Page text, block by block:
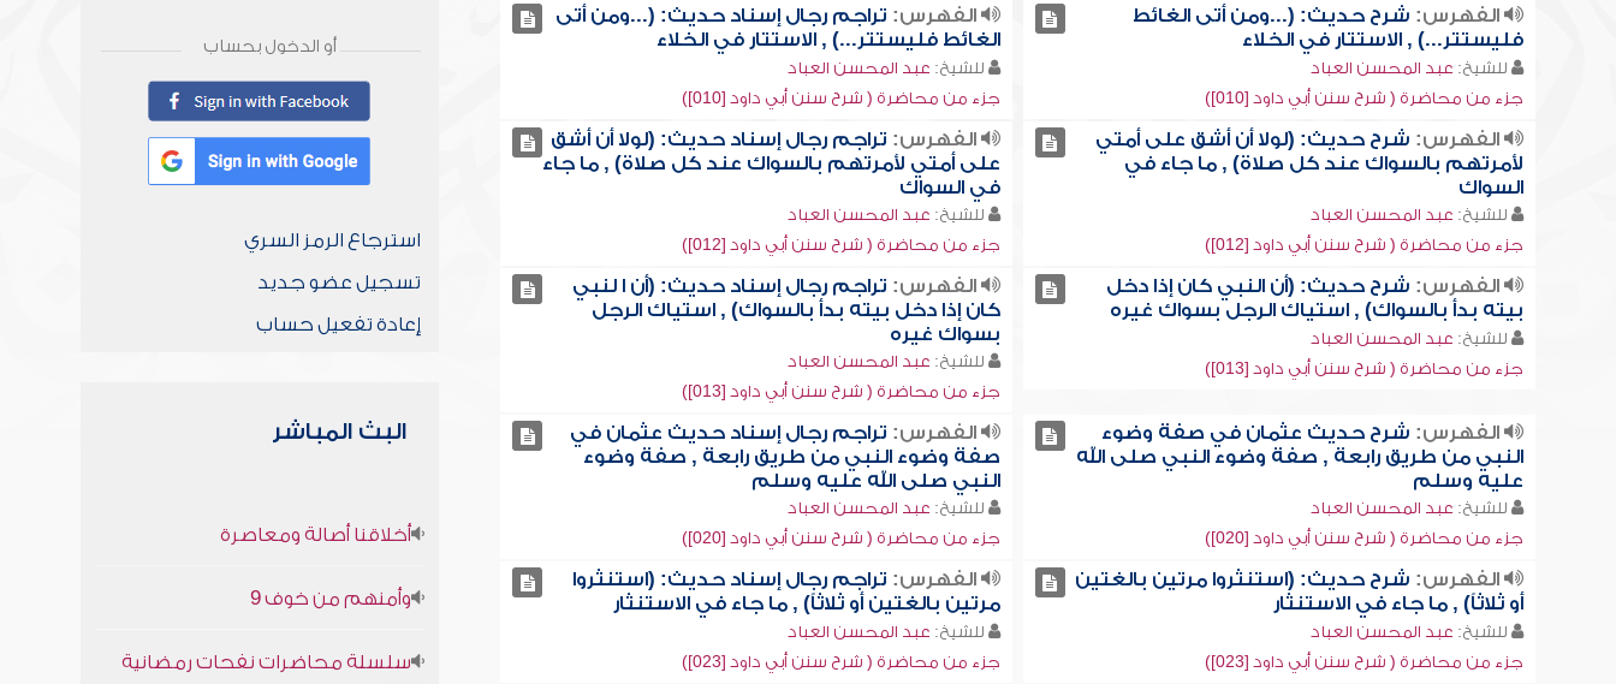
الفهرس: شرح حديث: (...ومن أتى الغائط
فليستتر...) , الاستتار في الخلاء
للشيخ: عبد المحسن العباد
جزء من محاضرة ( شرح سنن أبي داود [010])
الفهرس: تراجم رجال إسناد حديث: (...ومن أتى
الغائط فليستتر...) , الاستتار في الخلاء
للشيخ: عبد المحسن العباد
جزء من محاضرة ( شرح سنن أبي داود [010])
الفهرس: شرح حديث: (لولا أن أشق على أمتي
لأمرتهم بالسواك عند كل صلاة) , ما جاء في
السواك
للشيخ: عبد المحسن العباد
جزء من محاضرة ( شرح سنن أبي داود [012])
الفهرس: تراجم رجال إسناد حديث: (لولا أن أشق
على أمتي لأمرتهم بالسواك عند كل صلاة) , ما جاء
في السواك
للشيخ: عبد المحسن العباد
جزء من محاضرة ( شرح سنن أبي داود [012])
الفهرس: شرح حديث: (أن النبي كان إذا دخل
بيته بدأ بالسواك) , استياك الرجل بسواك غيره
للشيخ: عبد المحسن العباد
جزء من محاضرة ( شرح سنن أبي داود [013])
الفهرس: تراجم رجال إسناد حديث: (أن ا لنبي
كان إذا دخل بيته بدأ بالسواك) , استياك الرجل
بسواك غيره
للشيخ: عبد المحسن العباد
جزء من محاضرة ( شرح سنن أبي داود [013])
الفهرس: شرح حديث عثمان في صفة وضوء
النبي من طريق رابعة , صفة وضوء النبي صلى الله
عليه وسلم
للشيخ: عبد المحسن العباد
جزء من محاضرة ( شرح سنن أبي داود [020])
الفهرس: تراجم رجال إسناد حديث عثمان في
صفة وضوء النبي من طريق رابعة , صفة وضوء
النبي صلى الله عليه وسلم
للشيخ: عبد المحسن العباد
جزء من محاضرة ( شرح سنن أبي داود [020])
الفهرس: شرح حديث: (استنثروا مرتين بالغتين
أو ثلاثاً) , ما جاء في الاستنثار
للشيخ: عبد المحسن العباد
جزء من محاضرة ( شرح سنن أبي داود [023])
الفهرس: تراجم رجال إسناد حديث: (استنثروا
مرتين بالغتين أو ثلاثاً) , ما جاء في الاستنثار
للشيخ: عبد المحسن العباد
جزء من محاضرة ( شرح سنن أبي داود [023])
أو الدخول بحساب
استرجاع الرمز السري
تسجيل عضو جديد
إعادة تفعيل حساب
البث المباشر
أخلاقنا أصالة ومعاصرة
وأمنهم من خوف 9
سلسلة محاضرات نفحات رمضانية